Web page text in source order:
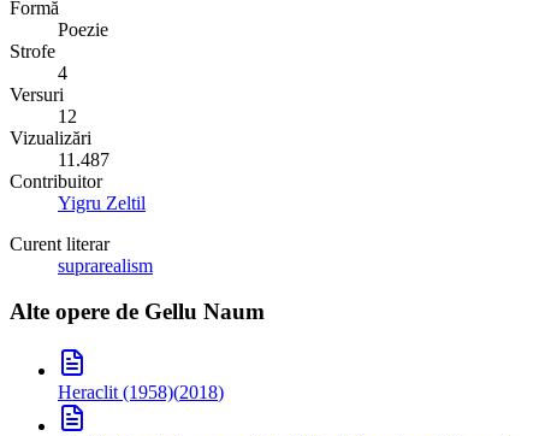
Formă
Poezie
Strofe
4
Versuri
12
Vizualizări
11.487
Contribuitor
Yigru Zeltil
Curent literar
suprarealism
Alte opere de Gellu Naum
Heraclit (1958)(2018)